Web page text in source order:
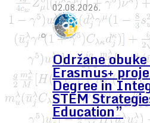
02.08.2026.
Održane
Erasmus+
Degree in
STEM
Education”